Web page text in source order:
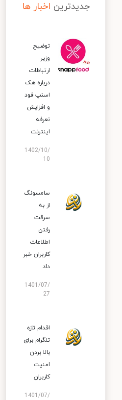
جدیدترین اخبار ها
توضیح
وزیر
ارتباطات
درباره هک
اسنپ‌ فود
و افزایش
تعرفه
اینترنت
1402/10/
10
سامسونگ
از به
سرقت
رفتن
اطلاعات
کاربران خبر
داد
1401/07/
27
اقدام تازه
تلگرام برای
بالا بردن
امنیت
کاربران
1401/07/